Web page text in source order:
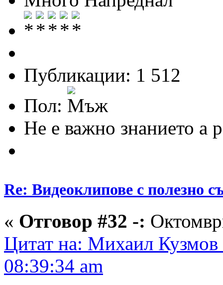
Публикации: 1 512
Пол:
Не е важно знанието а
Re: Видеоклипове с полезно
« Отговор #32 -:
Цитат на: Михаил
08:39:34 am